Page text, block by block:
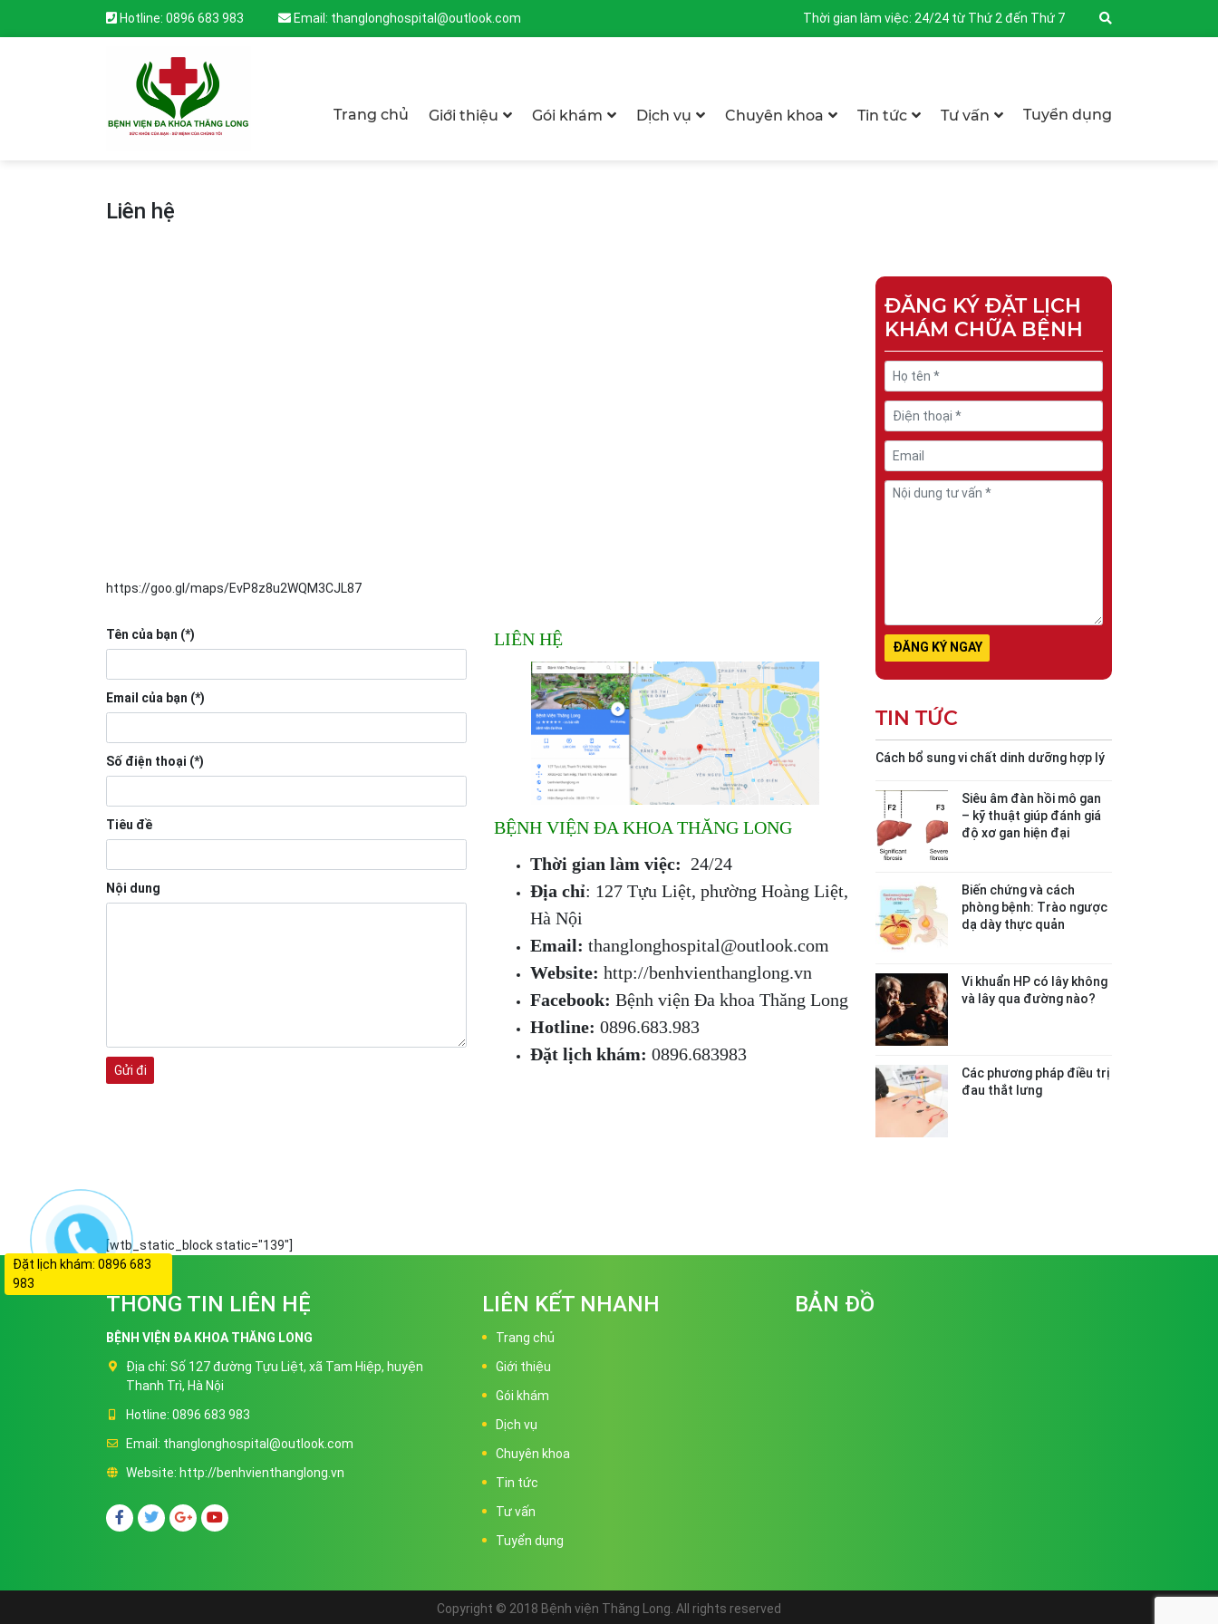
Hotline: 0896 683 983 Email: thanglonghospital@outlook.com Thời gian làm việc: 24/24 từ Thứ 2 đến Thứ 7
Trang chủ Giới thiệu Gói khám Dịch vụ Chuyên khoa Tin tức Tư vấn Tuyển dụng
Liên hệ
https://goo.gl/maps/EvP8z8u2WQM3CJL87
Tên của bạn (*)
Email của bạn (*)
Số điện thoại (*)
Tiêu đề
Nội dung
LIÊN HỆ
BỆNH VIỆN ĐA KHOA THĂNG LONG
Thời gian làm việc: 24/24
Địa chỉ: 127 Tựu Liệt, phường Hoàng Liệt,
Hà Nội
Email: thanglonghospital@outlook.com
Website: http://benhvienthanglong.vn
Facebook: Bệnh viện Đa khoa Thăng Long
Hotline: 0896.683.983
Đặt lịch khám: 0896.683983
ĐĂNG KÝ ĐẶT LỊCH
KHÁM CHỮA BỆNH
TIN TỨC
Cách bổ sung vi chất dinh dưỡng hợp lý
Siêu âm đàn hồi mô gan
– kỹ thuật giúp đánh giá
độ xơ gan hiện đại
Biến chứng và cách
phòng bệnh: Trào ngược
dạ dày thực quản
Vi khuẩn HP có lây không
và lây qua đường nào?
Các phương pháp điều trị
đau thắt lưng
[wtb_static_block static="139"]
THÔNG TIN LIÊN HỆ
BỆNH VIỆN ĐA KHOA THĂNG LONG
Địa chỉ: Số 127 đường Tựu Liệt, xã Tam Hiệp, huyện
Thanh Trì, Hà Nội
Hotline: 0896 683 983
Email: thanglonghospital@outlook.com
Website: http://benhvienthanglong.vn
LIÊN KẾT NHANH
Trang chủ
Giới thiệu
Gói khám
Dịch vụ
Chuyên khoa
Tin tức
Tư vấn
Tuyển dụng
BẢN ĐỒ
Copyright © 2018 Bệnh viện Thăng Long. All rights reserved
Đặt lịch khám: 0896 683
983